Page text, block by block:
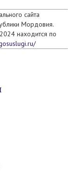
сайта
Мордовия.
находится по